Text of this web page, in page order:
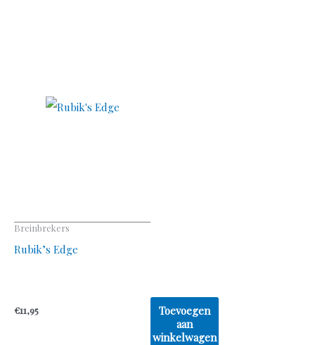
Breinbrekers
Rubik’s Edge
€11,95
Toevoegen
aan
winkelwagen